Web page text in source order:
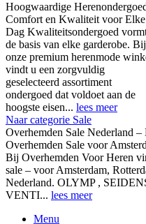
Hoogwaardige
Comfort en Kwaliteit voor Elke
Dag Kwaliteitsondergoed
de basis van elke garderobe. Bij
onze premium herenmode
vindt u een zorgvuldig
geselecteerd assortiment
ondergoed dat voldoet aan de
hoogste eisen... lees meer
Naar categorie Sale
Overhemden Sale Nederland
Overhemden Sale voor
Bij Overhemden Voor Heren
sale – voor Amsterdam,
Nederland. OLYMP ,
VENTI... lees meer
Menu